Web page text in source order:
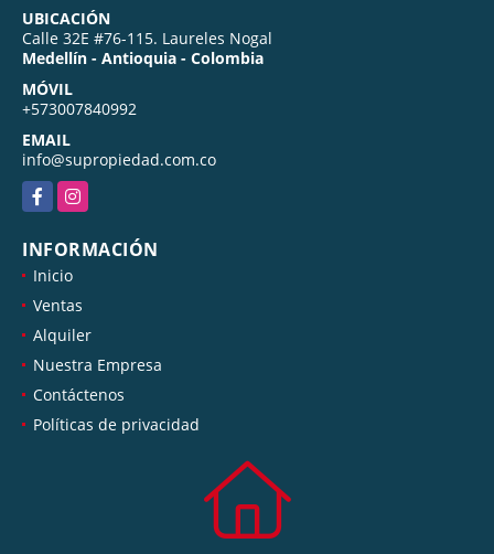
UBICACIÓN
Calle 32E #76-115. Laureles Nogal
Medellín - Antioquia - Colombia
MÓVIL
+573007840992
EMAIL
info@supropiedad.com.co
FacebookInstagram
INFORMACIÓN
Inicio
Ventas
Alquiler
Nuestra Empresa
Contáctenos
Políticas de privacidad